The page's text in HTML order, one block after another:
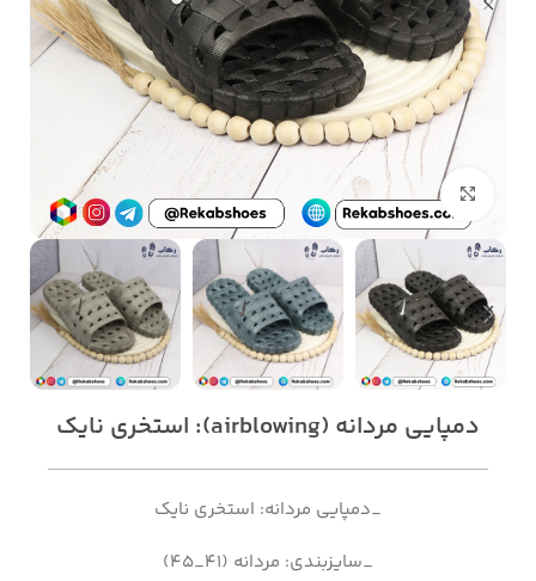
دمپایی مردانه (airblowing): استخری نایک
_دمپایی مردانه: استخری نایک
_سایزبندی: مردانه (41_45)
بزرگنمایی تصویر